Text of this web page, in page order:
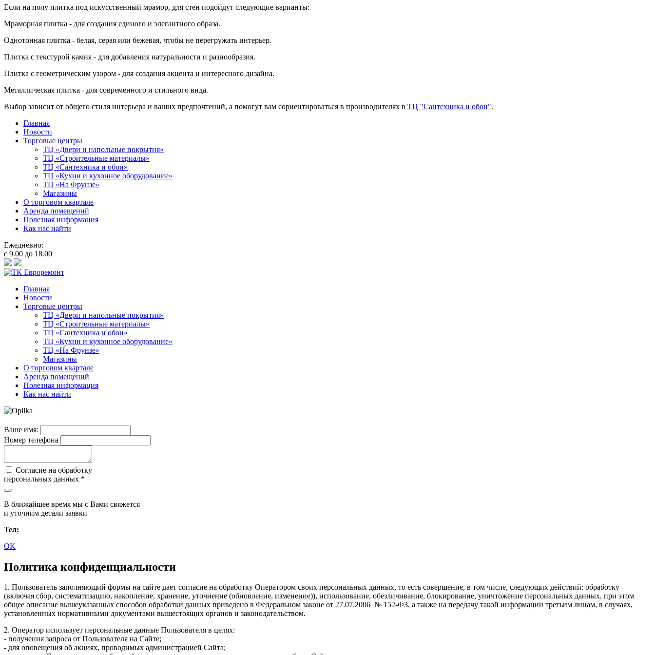
Если на полу плитка под искусственный мрамор, для стен подойдут следующие варианты:
Мраморная плитка - для создания единого и элегантного образа.
Однотонная плитка - белая, серая или бежевая, чтобы не перегружать интерьер.
Плитка с текстурой камня - для добавления натуральности и разнообразия.
Плитка с геометрическим узором - для создания акцента и интересного дизайна.
Металлическая плитка - для современного и стильного вида.
Выбор зависит от общего стиля интерьера и ваших предпочтений, а помогут вам сориентироваться в производителях в ТЦ "Сантехника и обои".
Главная
Новости
Торговые центры
ТЦ «Двери и напольные покрытия»
ТЦ «Строительные материалы»
ТЦ «Сантехника и обои»
ТЦ «Кухни и кухонное оборудование»
ТЦ «На Фрунзе»
Магазины
О торговом квартале
Аренда помещений
Полезная информация
Как нас найти
Ежедневно:
с 9.00 до 18.00
Главная
Новости
Торговые центры
ТЦ «Двери и напольные покрытия»
ТЦ «Строительные материалы»
ТЦ «Сантехника и обои»
ТЦ «Кухни и кухонное оборудование»
ТЦ «На Фрунзе»
Магазины
О торговом квартале
Аренда помещений
Полезная информация
Как нас найти
Ваше имя:
Номер телефона
Согласие на обработку
персональных данных *
В ближайшее время мы с Вами свяжется
и уточним детали заявки
Тел:
OK
Политика конфиденциальности
1. Пользователь заполняющий формы на сайте дает согласие на обработку Оператором своих персональных данных, то есть совершение, в том числе, следующих действий: обработку
(включая сбор, систематизацию, накопление, хранение, уточнение (обновление, изменение)), использование, обезличивание, блокирование, уничтожение персональных данных, при этом
общее описание вышеуказанных способов обработки данных приведено в Федеральном законе от 27.07.2006 № 152-ФЗ, а также на передачу такой информации третьим лицам, в случаях,
установленных нормативными документами вышестоящих органов и законодательством.
2. Оператор использует персональные данные Пользователя в целях:
- получения запроса от Пользователя на Сайте;
- для оповещения об акциях, проводимых администрацией Сайта;